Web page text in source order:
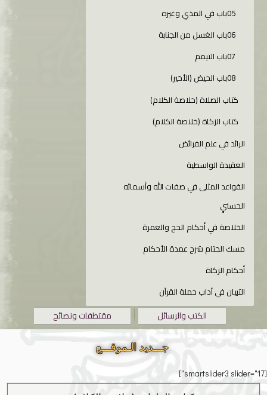
05باب في المذي وغيره
06باب الغسل من الجنابة
07باب التيمم
08باب الحيض (الأخير)
كتاب الصلاة (خلاصة الكلام)
كتاب الزكاة (خلاصة الكلام)
الرائد في علم الفرائض
العقيدة الواسطية
القواعد المثلى في صفات الله وأسمائه
الحسنىِِِ
الخلاصة في أحكام الحج والعمرة
مسك الختام شرح عمدة الأحكام
أحكام الزكاة
التبيان في آداب حملة القرآن
الكتب والرسائل مقتطفات ونصائح
جـــديد الـموقـــع
[smartslider3 slider="17"]